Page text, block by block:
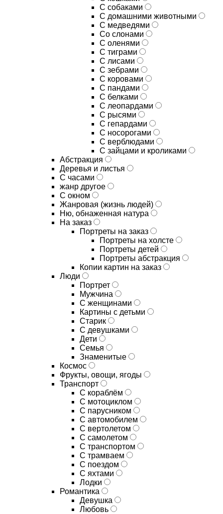
С собаками
С домашними животными
С медведями
Со слонами
С оленями
С тиграми
С лисами
С зебрами
С коровами
С пандами
С белками
С леопардами
С рысями
С гепардами
С носорогами
С верблюдами
С зайцами и кроликами
Абстракция
Деревья и листья
С часами
жанр другое
С окном
Жанровая (жизнь людей)
Ню, обнаженная натура
На заказ
Портреты на заказ
Портреты на холсте
Портреты детей
Портреты абстракция
Копии картин на заказ
Люди
Портрет
Мужчина
С женщинами
Картины с детьми
Старик
С девушками
Дети
Семья
Знаменитые
Космос
Фрукты, овощи, ягоды
Транспорт
С кораблём
С мотоциклом
С парусником
С автомобилем
С вертолетом
С самолетом
С транспортом
С трамваем
С поездом
С яхтами
Лодки
Романтика
Девушка
Любовь